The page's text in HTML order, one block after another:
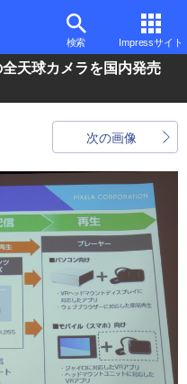
検索 Impressサイト
天球カメラを国内発売
次の画像